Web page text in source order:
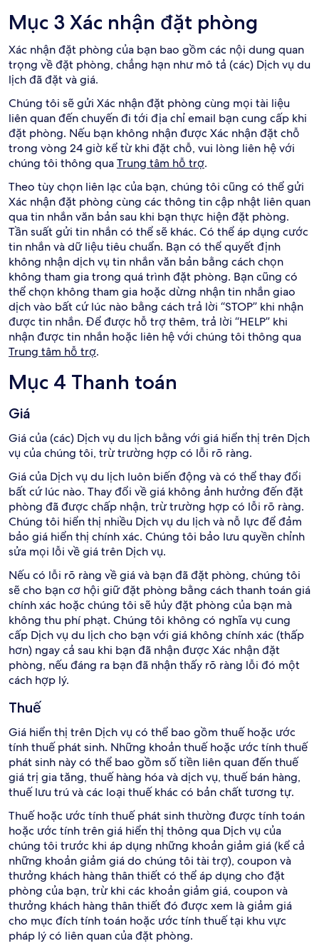
Mục 3 Xác nhận đặt phòng
Xác nhận đặt phòng của bạn bao gồm các nội dung quan
trọng về đặt phòng, chẳng hạn như mô tả (các) Dịch vụ du
lịch đã đặt và giá.
Chúng tôi sẽ gửi Xác nhận đặt phòng cùng mọi tài liệu
liên quan đến chuyến đi tới địa chỉ email bạn cung cấp khi
đặt phòng. Nếu bạn không nhận được Xác nhận đặt chỗ
trong vòng 24 giờ kể từ khi đặt chỗ, vui lòng liên hệ với
chúng tôi thông quaTrung tâm hỗ trợ.
Theo tùy chọn liên lạc của bạn, chúng tôi cũng có thể gửi
Xác nhận đặt phòng cùng các thông tin cập nhật liên quan
qua tin nhắn văn bản sau khi bạn thực hiện đặt phòng.
Tần suất gửi tin nhắn có thể sẽ khác. Có thể áp dụng cước
tin nhắn và dữ liệu tiêu chuẩn. Bạn có thể quyết định
không nhận dịch vụ tin nhắn văn bản bằng cách chọn
không tham gia trong quá trình đặt phòng. Bạn cũng có
thể chọn không tham gia hoặc dừng nhận tin nhắn giao
dịch vào bất cứ lúc nào bằng cách trả lời “STOP” khi nhận
được tin nhắn. Để được hỗ trợ thêm, trả lời “HELP” khi
nhận được tin nhắn hoặc liên hệ với chúng tôi thông qua
Trung tâm hỗ trợ.
Mục 4 Thanh toán
Giá
Giá của (các) Dịch vụ du lịch bằng với giá hiển thị trên Dịch
vụ của chúng tôi, trừ trường hợp có lỗi rõ ràng.
Giá của Dịch vụ du lịch luôn biến động và có thể thay đổi
bất cứ lúc nào. Thay đổi về giá không ảnh hưởng đến đặt
phòng đã được chấp nhận, trừ trường hợp có lỗi rõ ràng.
Chúng tôi hiển thị nhiều Dịch vụ du lịch và nỗ lực để đảm
bảo giá hiển thị chính xác. Chúng tôi bảo lưu quyền chỉnh
sửa mọi lỗi về giá trên Dịch vụ.
Nếu có lỗi rõ ràng về giá và bạn đã đặt phòng, chúng tôi
sẽ cho bạn cơ hội giữ đặt phòng bằng cách thanh toán giá
chính xác hoặc chúng tôi sẽ hủy đặt phòng của bạn mà
không thu phí phạt. Chúng tôi không có nghĩa vụ cung
cấp Dịch vụ du lịch cho bạn với giá không chính xác (thấp
hơn) ngay cả sau khi bạn đã nhận được Xác nhận đặt
phòng, nếu đáng ra bạn đã nhận thấy rõ ràng lỗi đó một
cách hợp lý.
Thuế
Giá hiển thị trên Dịch vụ có thể bao gồm thuế hoặc ước
tính thuế phát sinh. Những khoản thuế hoặc ước tính thuế
phát sinh này có thể bao gồm số tiền liên quan đến thuế
giá trị gia tăng, thuế hàng hóa và dịch vụ, thuế bán hàng,
thuế lưu trú và các loại thuế khác có bản chất tương tự.
Thuế hoặc ước tính thuế phát sinh thường được tính toán
hoặc ước tính trên giá hiển thị thông qua Dịch vụ của
chúng tôi trước khi áp dụng những khoản giảm giá (kể cả
những khoản giảm giá do chúng tôi tài trợ), coupon và
thưởng khách hàng thân thiết có thể áp dụng cho đặt
phòng của bạn, trừ khi các khoản giảm giá, coupon và
thưởng khách hàng thân thiết đó được xem là giảm giá
cho mục đích tính toán hoặc ước tính thuế tại khu vực
pháp lý có liên quan của đặt phòng.